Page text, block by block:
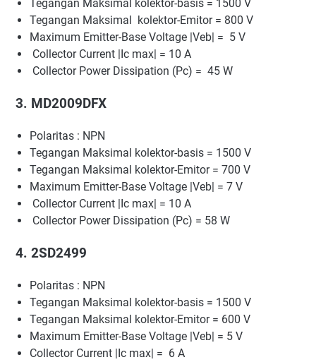
Tegangan Maksimal kolektor-basis = 1500 V
Tegangan Maksimal kolektor-Emitor = 800 V
Maximum Emitter-Base Voltage |Veb| = 5 V
Collector Current |Ic max| = 10 A
Collector Power Dissipation (Pc) = 45 W
3. MD2009DFX
Polaritas : NPN
Tegangan Maksimal kolektor-basis = 1500 V
Tegangan Maksimal kolektor-Emitor = 700 V
Maximum Emitter-Base Voltage |Veb| = 7 V
Collector Current |Ic max| = 10 A
Collector Power Dissipation (Pc) = 58 W
4. 2SD2499
Polaritas : NPN
Tegangan Maksimal kolektor-basis = 1500 V
Tegangan Maksimal kolektor-Emitor = 600 V
Maximum Emitter-Base Voltage |Veb| = 5 V
Collector Current |Ic max| = 6 A